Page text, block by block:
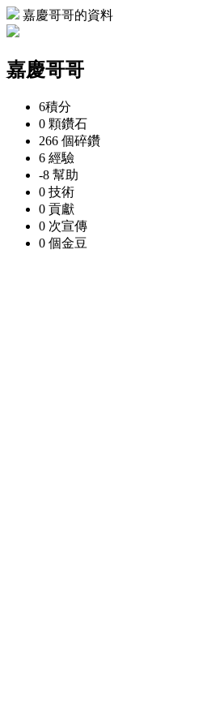
嘉慶哥哥的資料
嘉慶哥哥
6積分
0 顆鑽石
266 個碎鑽
6 經驗
-8 幫助
0 技術
0 貢獻
0 次宣傳
0 個金豆